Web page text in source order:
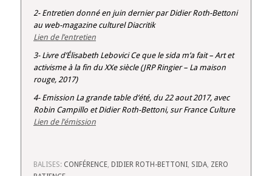
2- Entretien donné en juin dernier par Didier Roth-Bettoni
au web-magazine culturel Diacritik
Lien de l’entretien
3- Livre d’Élisabeth Lebovici Ce que le sida m’a fait – Art et
activisme à la fin du XXe siècle (JRP Ringier – La maison
rouge, 2017)
4- Emission La grande table d’été, du 22 aout 2017, avec
Robin Campillo et Didier Roth-Bettoni, sur France Culture
Lien de l’émission
BALISES: CONFÉRENCE, DIDIER ROTH-BETTONI, SIDA, ZERO